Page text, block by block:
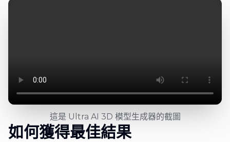
這是 Ultra AI 3D 模型生成器的截圖
如何獲得最佳結果